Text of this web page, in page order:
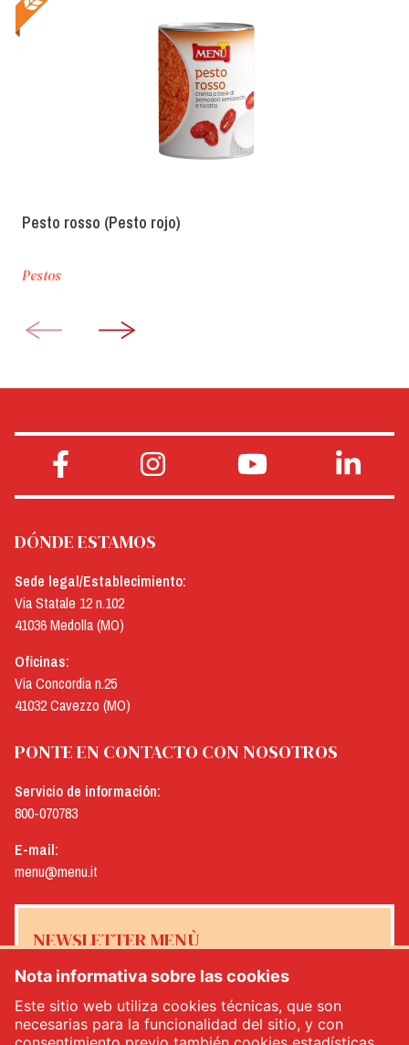
Pesto rosso (Pesto rojo)
Pestos
DÓNDE ESTAMOS
Sede legal/Establecimiento:
Via Statale 12 n.102
41036 Medolla (MO)
Oficinas:
Via Concordia n.25
41032 Cavezzo (MO)
PONTE EN CONTACTO CON NOSOTROS
Servicio de información:
800-070783
E-mail:
menu@menu.it
NEWSLETTER MENÙ
Sí, me gustaría recibir el boletín de noticias de Menù*
Nota informativa sobre las cookies
Este sitio web utiliza cookies técnicas, que son
necesarias para la funcionalidad del sitio, y con